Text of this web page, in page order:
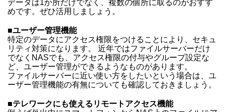
データは1か所だけでなく、複数の個所に取るのがおすす
めです。ぜひ活用しましょう。
■ユーザー管理機能
特定のデータにアクセス権限をつけることにより、セキュ
リティ対策になります。 近年ではファイルサーバーだけ
でなくNASでも、アクセス権限の付与やグループ設定な
ど、ユーザー管理ができるようなものがあります。
ファイルサーバーに近い使い方をしたいという場合は、ユ
ーザー管理機能の有無についても確認しておきましょう。
■テレワークにも使えるリモートアクセス機能